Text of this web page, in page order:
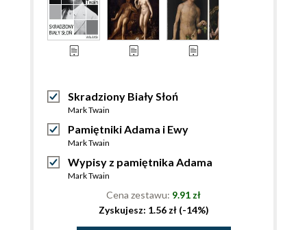
Skradziony Biały Słoń
Mark Twain
Pamiętniki Adama i Ewy
Mark Twain
Wypisy z pamiętnika Adama
Mark Twain
Cena zestawu: 9.91 zł
Zyskujesz: 1.56 zł (-14%)